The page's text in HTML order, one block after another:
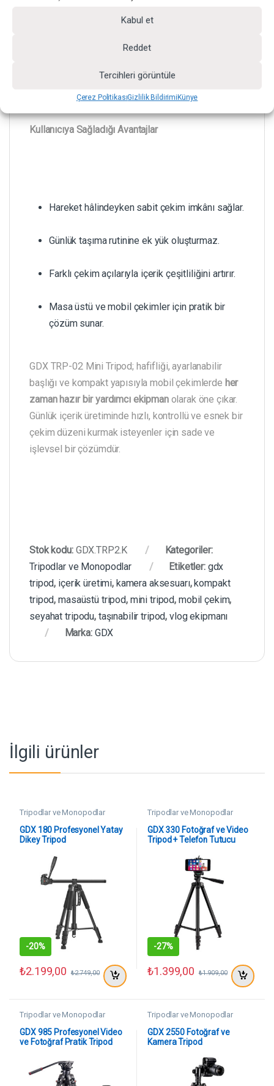
Kabul et
Reddet
Tercihleri görüntüle
Çerez PolitikasıGizlilik BildirimiKünye
mekanizması, yatay ve dikey kadrajlar arasında
hızlı geçiş yapılmasına olanak tanır.
Çoklu Cihaz Uyumluluğu:
makineleri, akıllı telefonlar ve action kameralar
Kullanıcıya Sağladığı Avantajlar
Hareket hâlindeyken sabit çekim imkânı sağlar.
Günlük taşıma rutinine ek yük oluşturmaz.
Farklı çekim açılarıyla içerik çeşitliliğini artırır.
Masa üstü ve mobil çekimler için pratik bir
çözüm sunar.
GDX TRP-02 Mini Tripod; hafifliği, ayarlanabilir
başlığı ve kompakt yapısıyla mobil çekimlerde her
zaman hazır bir yardımcı ekipmanolarak öne çıkar.
Günlük içerik üretiminde hızlı, kontrollü ve esnek bir
çekim düzeni kurmak isteyenler için sade ve
işlevsel bir çözümdür.
Stok kodu: GDX.TRP2.K
Kategoriler:
Tripodlar ve Monopodlar
Etiketler: gdx
tripod, içerik üretimi, kamera aksesuarı, kompakt
tripod,masaüstü tripod, mini tripod, mobil çekim,
seyahat tripodu, taşınabilir tripod,vlog ekipmanı
Marka: GDX
İlgili ürünler
Tripodlar ve Monopodlar
GDX 180 Profesyonel Yatay
Dikey Tripod
-20%
₺2.199,00 ₺2.749,00
Tripodlar ve Monopodlar
GDX 330 Fotoğraf ve Video
Tripod + Telefon Tutucu
-27%
₺1.399,00 ₺1.909,00
Tripodlar ve Monopodlar
GDX 985 Profesyonel Video
ve Fotoğraf Pratik Tripod
Tripodlar ve Monopodlar
GDX 2550 Fotoğraf ve
Kamera Tripod